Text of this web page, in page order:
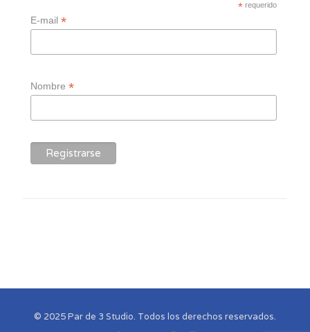
* requerido
E-mail*
Nombre*
© 2025 Par de 3 Studio. Todos los derechos reservados.